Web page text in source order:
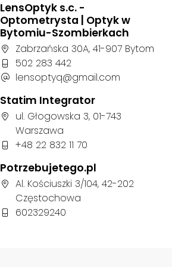
LensOptyk s.c. -
Optometrysta | Optyk w
Bytomiu-Szombierkach
Adres firmy:
Zabrzańska 30A, 41-907 Bytom
Numer telefonu firmy:
502 283 442
Adres e-mail firmy:
lensoptyq@gmail.com
Statim Integrator
Adres firmy:
ul. Głogowska 3, 01-743
Warszawa
Numer telefonu firmy:
+48 22 832 11 70
Potrzebujetego.pl
Adres firmy:
Al. Kościuszki 3/104, 42-202
Częstochowa
Numer telefonu firmy:
602329240